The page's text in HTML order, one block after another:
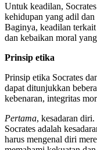
Untuk keadilan,
kehidupan yang adil
Baginya, keadilan terkait
dan kebaikan moral
Prinsip etika
Prinsip etika Socrates
dapat ditunjukkan
kebenaran, integritas
Pertama, kesadaran
Socrates adalah
harus mengenal diri